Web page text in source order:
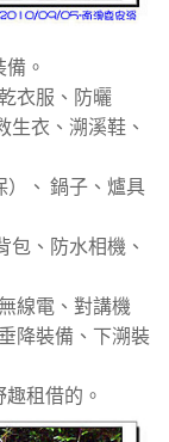
。
衣服、防曬
生衣、溯溪鞋、
）、 鍋子、爐具
防水相機、
線電、對講機
降裝備、下溯裝
租借的。